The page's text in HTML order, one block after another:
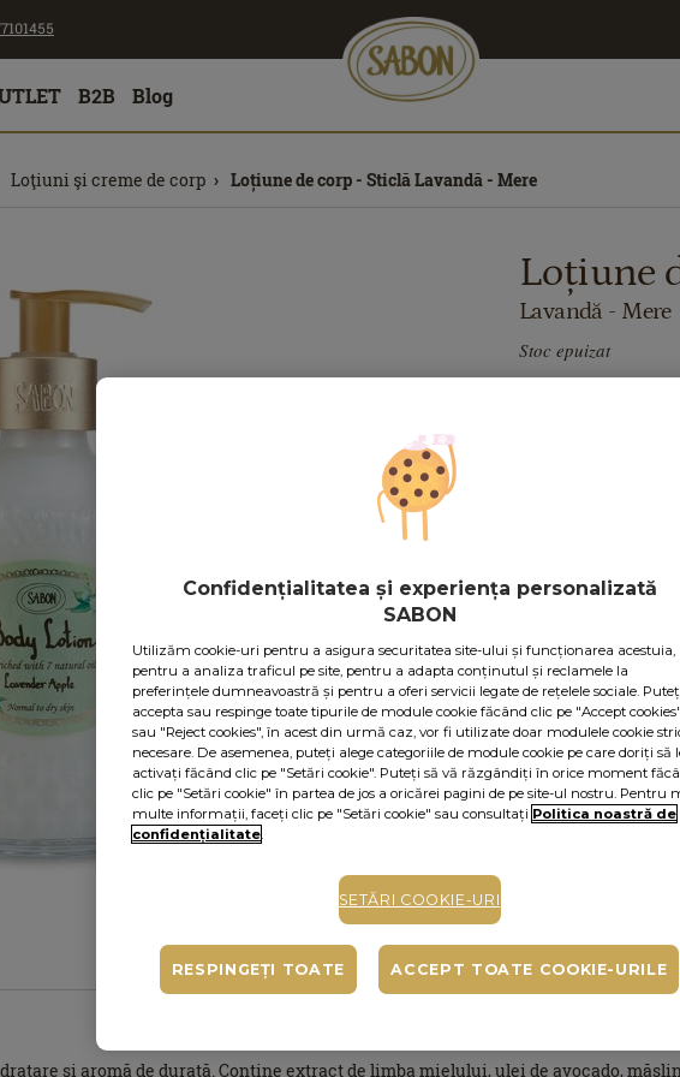
B2B Blog
Loţiuni şi creme de corp Loțiune de corp - Sticlă Lavandă - Mere
Loțiune
Lavandă - Mere
Stoc epuizat
Vezi cadouri
Dacă aveţi card
În caz contrar,
Cod produs:
ALERTĂ STOC
Alertă stoc
Adaugă produsul în
produsul va fi
Cumperi acum,
În funcție de
pe pagina
Ridicare gratuită din
şi aromă de durată. Conţine extract de limba mielului, ulei de avocado,
Confidențialitatea și experiența personalizată
SABON
Utilizăm cookie-uri pentru a asigura securitatea site-ului și funcționarea acestuia,
pentru a analiza traficul pe site, pentru a adapta conținutul și reclamele la
preferințele dumneavoastră și pentru a oferi servicii legate de rețelele sociale.
accepta sau respinge toate tipurile de module cookie făcând clic pe "Accept cookies"
sau "Reject cookies", în acest din urmă caz, vor fi utilizate doar modulele cookie
necesare. De asemenea, puteți alege categoriile de module cookie pe care doriți să
activați făcând clic pe "Setări cookie". Puteți să vă răzgândiți în orice moment
clic pe "Setări cookie" în partea de jos a oricărei pagini de pe site-ul nostru. Pentru
multe informații, faceți clic pe "Setări cookie" sau consultați Politica noastră de
confidențialitate.
SETĂRI COOKIE-URI
RESPINGEȚI TOATE ACCEPT TOATE COOKIE-URILE